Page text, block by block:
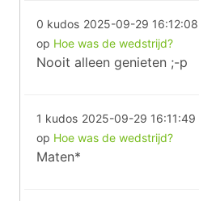
0 kudos 2025-09-29 16:12:08
op Hoe was de wedstrijd?
Nooit alleen genieten ;-p
1 kudos 2025-09-29 16:11:49
op Hoe was de wedstrijd?
Maten*